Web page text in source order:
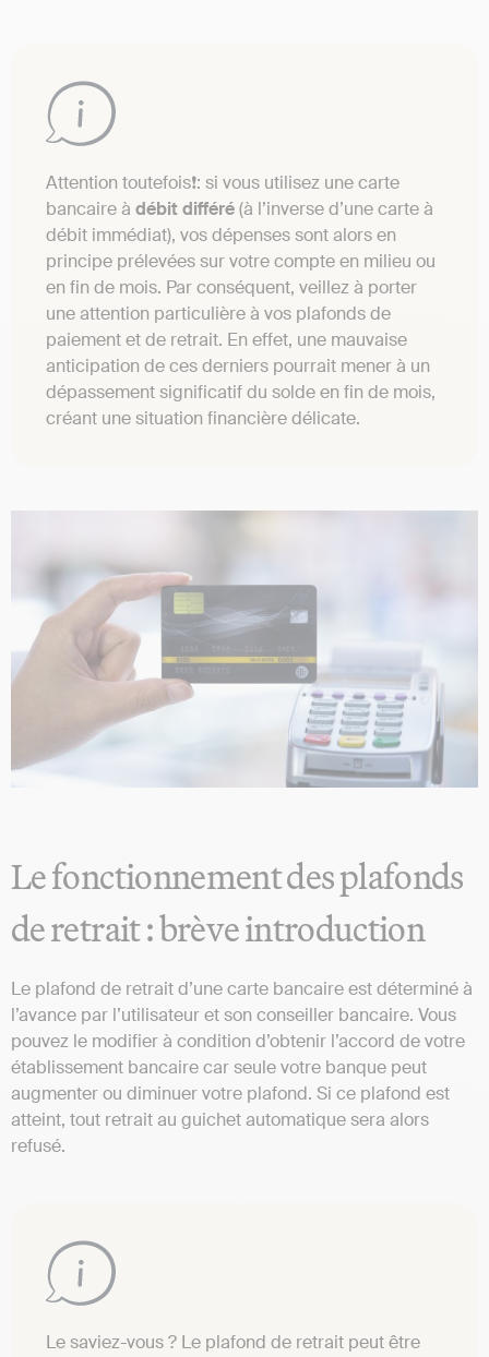
Attention toutefois❗: si vous utilisez une carte
bancaire à débit différé(à l’inverse d’une carte à
débit immédiat), vos dépenses sont alors en
principe prélevées sur votre compte en milieu ou
en fin de mois. Par conséquent, veillez à porter
une attention particulière à vos plafonds de
paiement et de retrait. En effet, une mauvaise
anticipation de ces derniers pourrait mener à un
dépassement significatif du solde en fin de mois,
créant une situation financière délicate.
Le fonctionnement des plafonds
de retrait : brève introduction
Le plafond de retrait d’une carte bancaire est déterminé à
l’avance par l’utilisateur et son conseiller bancaire. Vous
pouvez le modifier à condition d’obtenir l’accord de votre
établissement bancaire car seule votre banque peut
augmenter ou diminuer votre plafond. Si ce plafond est
atteint, tout retrait au guichet automatique sera alors
refusé.
Le saviez-vous ? Le plafond de retrait peut être